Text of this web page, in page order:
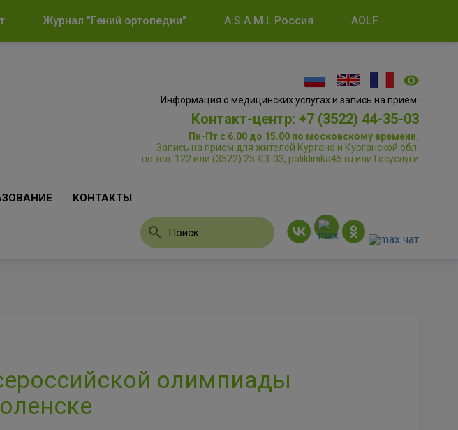
Журнал "Гений ортопедии" A.S.A.M.I. Россия AOLF
Информация о медицинских услугах и запись на прием:
Контакт-центр: +7 (3522) 44-35-03
Пн-Пт с 6.00 до 15.00 по московскому времени.
Запись на прием для жителей Кургана и Курганской обл.
по тел: 122 или (3522) 25-03-03, poliklinika45.ru или Госуслуги
КОНТАКТЫ
олимпиады